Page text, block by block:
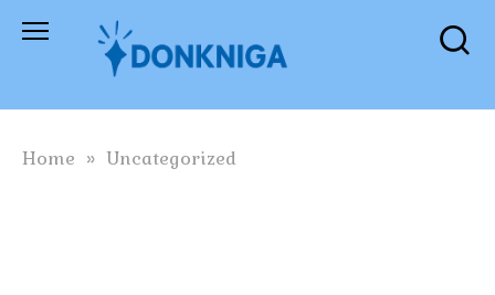
Skip
Home » Uncategorized